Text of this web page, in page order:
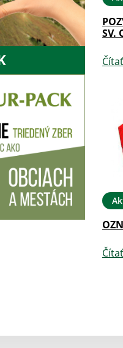
SV.